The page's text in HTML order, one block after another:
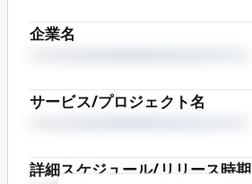
企業名
サービス/プロジェクト名
詳細スケジュール/リリース時期